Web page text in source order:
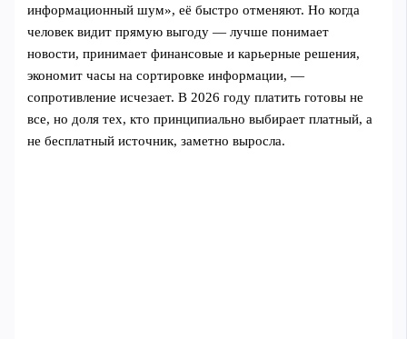
информационный шум», её быстро отменяют. Но когда
человек видит прямую выгоду — лучше понимает
новости, принимает финансовые и карьерные решения,
экономит часы на сортировке информации, —
сопротивление исчезает. В 2026 году платить готовы не
все, но доля тех, кто принципиально выбирает платный, а
не бесплатный источник, заметно выросла.